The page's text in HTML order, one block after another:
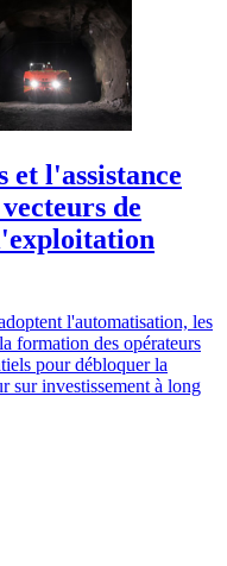
et l'assistance
de
l'automatisation, les
formation des opérateurs
pour débloquer la
sur investissement à long